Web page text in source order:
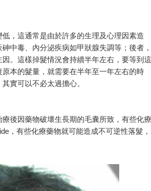
，這通常是由於許多的生理及心理因素造
中毒、內分泌疾病如甲狀腺失調等；後者，
。這樣掉髮情況會持續半年左右，要等到這
本的髮量，就需要在半年至一年左右的時
實可以不必太過擔心。
後因藥物破壞生長期的毛囊所致，有些化療
，有些化療藥物就可能造成不可逆性落髮，